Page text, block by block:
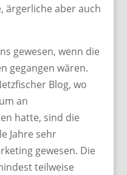
ärgerliche aber auch
gewesen, wenn die
gegangen wären.
Blog, wo
an
hatte, sind die
Jahre sehr
gewesen. Die
teilweise